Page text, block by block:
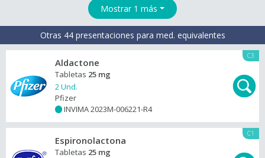
Mostrar 1 más
Otras 44 presentaciones para med. equivalentes
C3
Aldactone
Tabletas 25 mg
2 Und.
Pfizer
INVIMA 2023M-006221-R4
C1
Espironolactona
Tabletas 25 mg